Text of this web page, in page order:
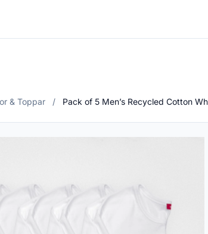
& Toppar / Pack of 5 Men’s Recycled Cotton